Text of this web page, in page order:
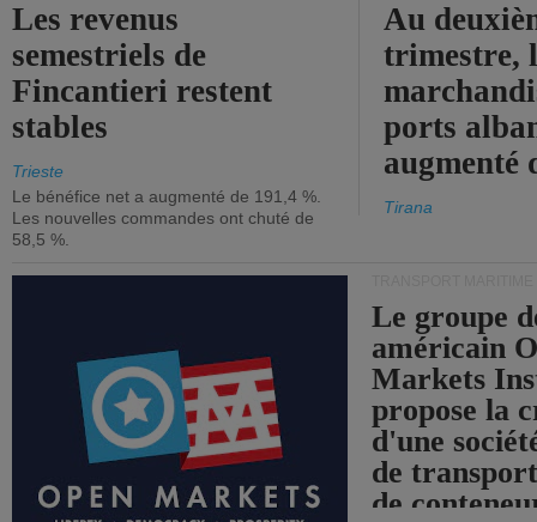
Les revenus
semestriels de
Fincantieri restent
stables
Trieste
Le bénéfice net a augmenté de 191,4 %.
Les nouvelles commandes ont chuté de
58,5 %.
Au
trimestre,
ports
augmenté
Tirana
Le groupe
américain
Markets
propose la
d'une
de
de